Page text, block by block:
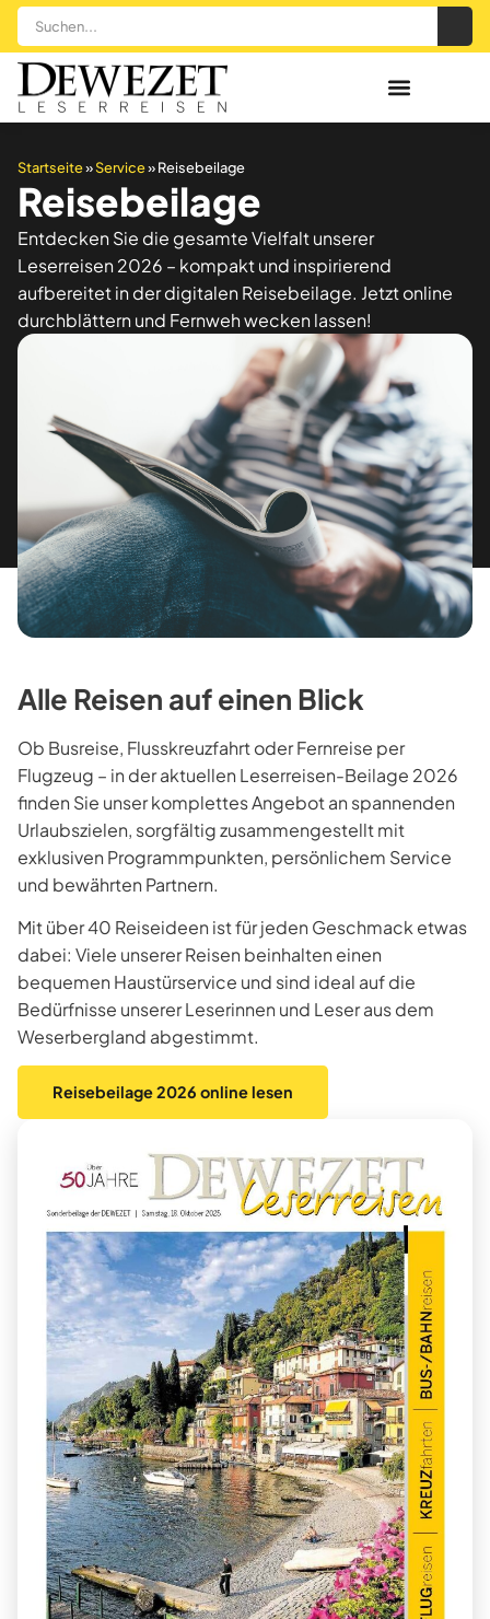
Startseite»Service»Reisebeilage
Reisebeilage
Entdecken Sie die gesamte Vielfalt unserer
Leserreisen 2026 – kompakt und inspirierend
aufbereitet in der digitalen Reisebeilage. Jetzt online
durchblättern und Fernweh wecken lassen!
Alle Reisen auf einen Blick
Ob Busreise, Flusskreuzfahrt oder Fernreise per
Flugzeug – in der aktuellen Leserreisen-Beilage 2026
finden Sie unser komplettes Angebot an spannenden
Urlaubszielen, sorgfältig zusammengestellt mit
exklusiven Programmpunkten, persönlichem Service
und bewährten Partnern.
Mit über 40 Reiseideen ist für jeden Geschmack etwas
dabei: Viele unserer Reisen beinhalten einen
bequemen Haustürservice und sind ideal auf die
Bedürfnisse unserer Leserinnen und Leser aus dem
Weserbergland abgestimmt.
Reisebeilage 2026 online lesen